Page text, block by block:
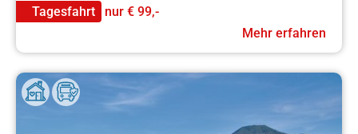
Tagesfahrt
nur € 99,-
Mehr erfahren